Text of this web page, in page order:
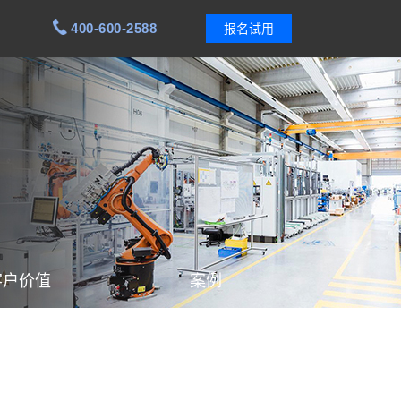
报名试用
400-600-2588
价值 案例